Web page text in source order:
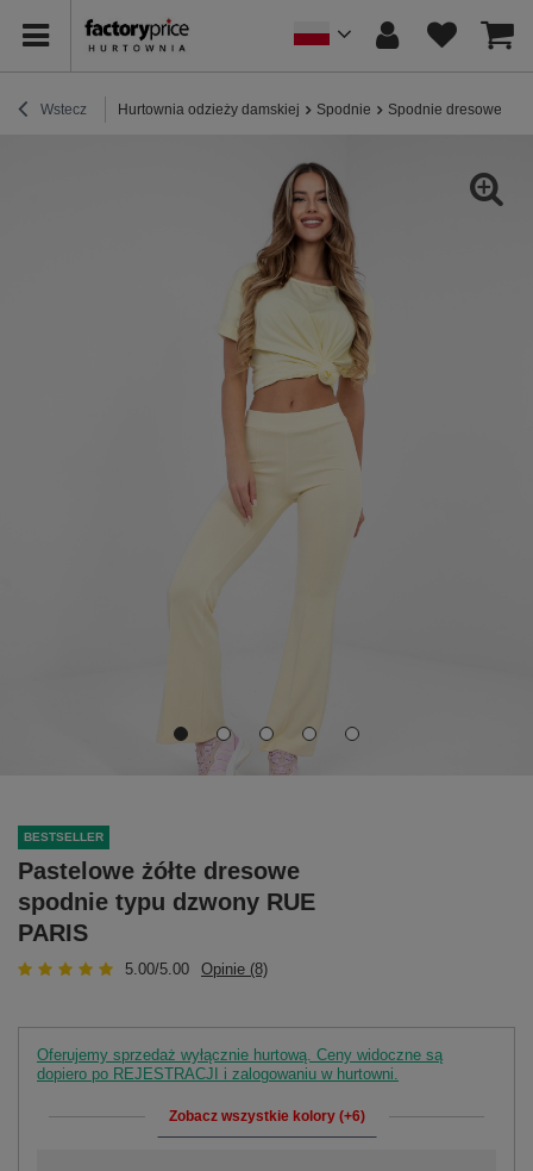
Wstecz Hurtownia odzieży damskiej Spodnie Spodnie dresowe
BESTSELLER
Pastelowe żółte dresowe
spodnie typu dzwony RUE
PARIS
5.00/5.00 Opinie (8)
Oferujemy sprzedaż wyłącznie hurtową. Ceny widoczne są
dopiero po REJESTRACJI i zalogowaniu w hurtowni.
Zobacz wszystkie kolory (+6)